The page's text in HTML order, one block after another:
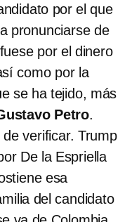
por el que
pronunciarse de
por el dinero
como por la
se ha tejido, más
Petro.
verificar. Trump
De la Espriella
esa
del candidato